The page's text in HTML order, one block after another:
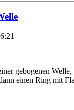
gebogenen
einen Ring mit